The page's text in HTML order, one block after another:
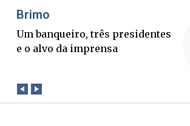
Misael Elias
O Boato corre mais rápido que a
verdade. Mas quem paga a